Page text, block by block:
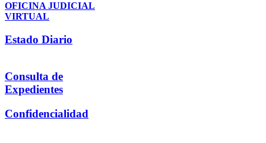
OFICINA JUDICIAL
VIRTUAL
Estado Diario
Consulta de
Expedientes
Confidencialidad